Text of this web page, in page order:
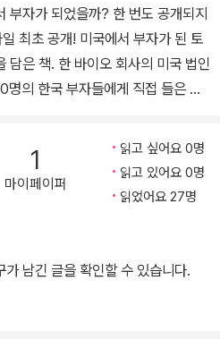
작은 것도 그냥 지나치지 않는 왕성
술하기도 했다. 대표작으로는《이제
의 조건 e-Biz 휘어잡기》《감성프레
Do it now!》등이 있으며 다수의 책
내를 비롯한 세 자녀와 함께 살고 있
부자가 되었을까? 한 번도 공개되지
최초 공개! 미국에서 부자가 된 토
담은 책. 한 바이오 회사의 미국 법인
의 한국 부자들에게 직접 들은 노
한 번도 공개되지 않았던 부자들의
재산을 모으기까지의 과정 등 그들
져 있다. 단돈 300달러를 가지고 도
회장, 고물 트럭 한 대로 직원들의
을 만든 채스푸드의 채동석 회장,
유명한 STG그룹의 이수동 회장,
풍의 선봉장 최경림 사장, ‘하버드
1
마이페이퍼
읽고 싶어요 0명
읽고 있어요 0명
읽었어요 27명
남긴 글을 확인할 수 있습니다.